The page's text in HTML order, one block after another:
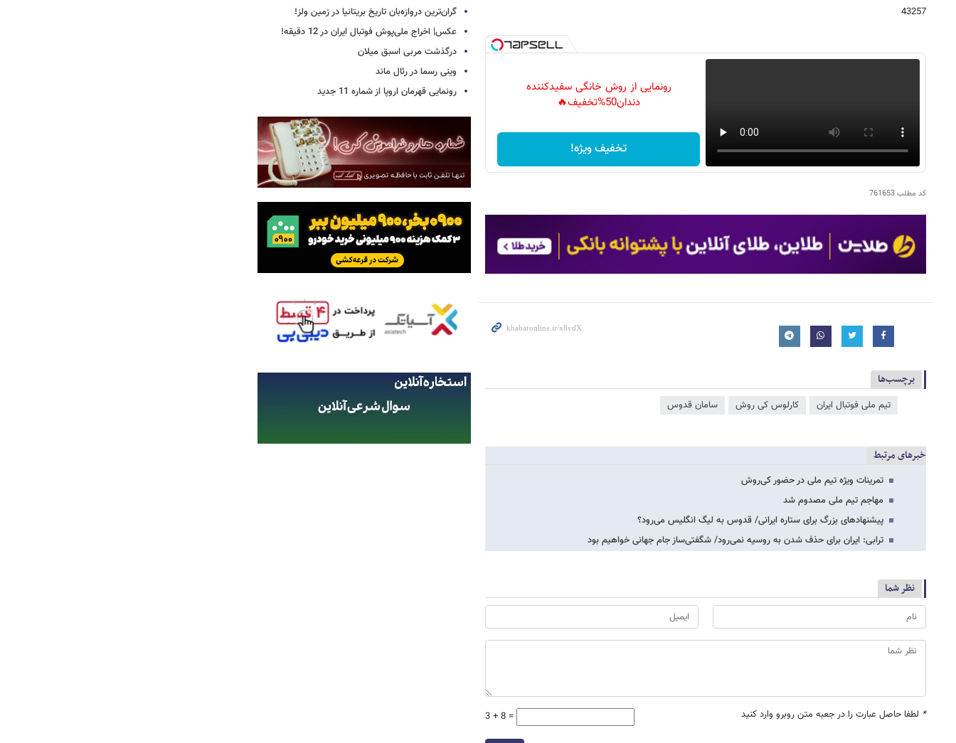
43257
رونمایی از روش خانگی سفیدکننده
دندان50%تخفیف🔥
تخفیف ویژه!
کد مطلب761653
برچسب‌ها
تیم ملی فوتبال ایران کارلوس کی روش سامان قدوس
خبرهای مرتبط
تمرینات ویژه تیم ملی در حضور کی‌روش
مهاجم تیم ملی مصدوم شد
پیشنهادهای بزرگ برای ستاره ایرانی/ قدوس به لیگ انگلیس می‌رود؟
ترابی: ایران برای حذف شدن به روسیه نمی‌رود/ شگفتی‌ساز جام جهانی خواهیم بود
نظر شما
* لطفا حاصل عبارت را در جعبه متن روبرو وارد کنید 3 + 8 =
گران‌ترین دروازه‌بان تاریخ بریتانیا در زمین ولز!
عکس| اخراج ملی‌پوش فوتبال ایران در 12 دقیقه!
درگذشت مربی اسبق میلان
وینی رسما در رئال ماند
رونمایی قهرمان اروپا از شماره 11 جدید